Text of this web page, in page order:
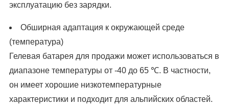
эксплуатацию без зарядки.
Обширная адаптация к окружающей среде
(температура)
Гелевая батарея для продажи может использоваться в
диапазоне температуры от -40 до 65 ℃. В частности,
он имеет хорошие низкотемпературные
характеристики и подходит для альпийских областей.